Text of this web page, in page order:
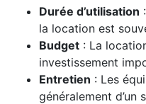
Durée d’utilisation
la location est
Budget : La
investissement
Entretien : Les
généralement d’un